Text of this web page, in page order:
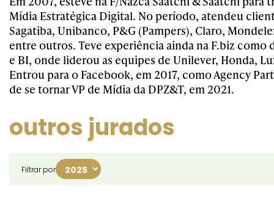
Mídia Estratégica Digital. No período, atendeu
Sagatiba, Unibanco, P&G (Pampers), Claro,
entre outros. Teve experiência ainda na F.biz como
e BI, onde liderou as equipes de Unilever, Honda,
Entrou para o Facebook, em 2017, como Agency
de se tornar VP de Mídia da DPZ&T, em 2021.
outros jurados
Filtrar por